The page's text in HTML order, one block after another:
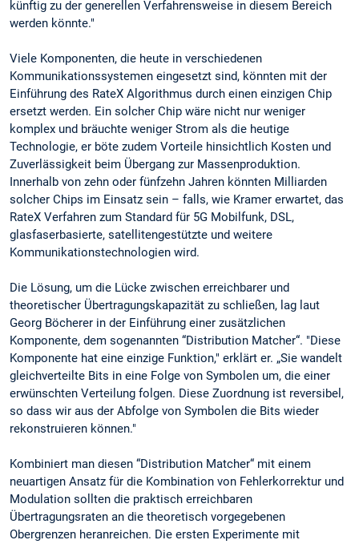
künftig zu der generellen Verfahrensweise in diesem Bereich
werden könnte."
Viele Komponenten, die heute in verschiedenen
Kommunikationssystemen eingesetzt sind, könnten mit der
Einführung des RateX Algorithmus durch einen einzigen Chip
ersetzt werden. Ein solcher Chip wäre nicht nur weniger
komplex und bräuchte weniger Strom als die heutige
Technologie, er böte zudem Vorteile hinsichtlich Kosten und
Zuverlässigkeit beim Übergang zur Massenproduktion.
Innerhalb von zehn oder fünfzehn Jahren könnten Milliarden
solcher Chips im Einsatz sein – falls, wie Kramer erwartet, das
RateX Verfahren zum Standard für 5G Mobilfunk, DSL,
glasfaserbasierte, satellitengestützte und weitere
Kommunikationstechnologien wird.
Die Lösung, um die Lücke zwischen erreichbarer und
theoretischer Übertragungskapazität zu schließen, lag laut
Georg Böcherer in der Einführung einer zusätzlichen
Komponente, dem sogenannten “Distribution Matcher“. "Diese
Komponente hat eine einzige Funktion," erklärt er. „Sie wandelt
gleichverteilte Bits in eine Folge von Symbolen um, die einer
erwünschten Verteilung folgen. Diese Zuordnung ist reversibel,
so dass wir aus der Abfolge von Symbolen die Bits wieder
rekonstruieren können."
Kombiniert man diesen “Distribution Matcher“ mit einem
neuartigen Ansatz für die Kombination von Fehlerkorrektur und
Modulation sollten die praktisch erreichbaren
Übertragungsraten an die theoretisch vorgegebenen
Obergrenzen heranreichen. Die ersten Experimente mit